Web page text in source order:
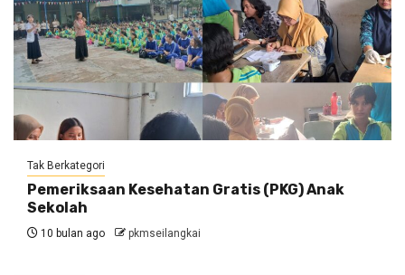
Tak Berkategori
Pemeriksaan Kesehatan Gratis (PKG) Anak
Sekolah
10 bulan ago pkmseilangkai